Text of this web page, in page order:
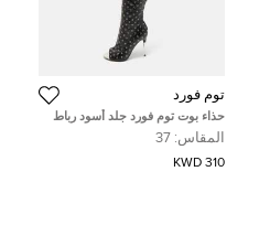
توم فورد
حذاء بوت توم فورد جلد أسود رباط
علوي فوق الركبة مقاس 37
المقاس: 37
310 KWD